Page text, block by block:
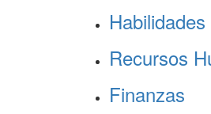
Recursos
Finanzas